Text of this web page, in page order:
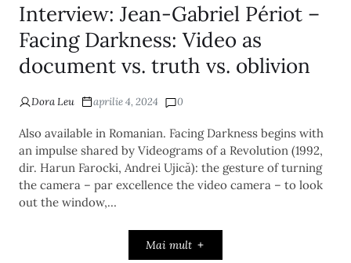
Interview: Jean-Gabriel Périot –
Facing Darkness: Video as
document vs. truth vs. oblivion
Dora Leu aprilie 4, 2024 0
Also available in Romanian. Facing Darkness begins with
an impulse shared by Videograms of a Revolution (1992,
dir. Harun Farocki, Andrei Ujică): the gesture of turning
the camera – par excellence the video camera – to look
out the window,…
Mai mult